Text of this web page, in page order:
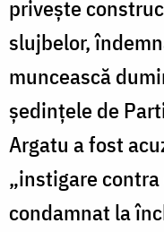
privește
slujbelor,
muncească
ședințele de
Argatu a fost
„instigare
condamnat la